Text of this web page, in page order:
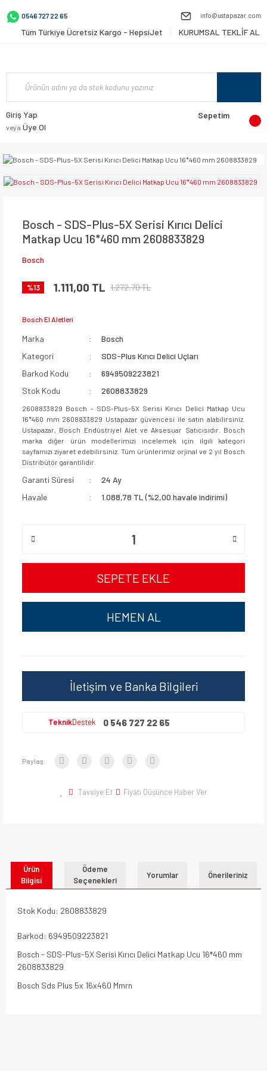
0546 727 22 65 info@ustapazar.com
Tüm Türkiye Ücretsiz Kargo - HepsiJet KURUMSAL TEKLİF AL
Giriş Yap
veya Üye Ol
Sepetim
Bosch - SDS-Plus-5X Serisi Kırıcı Delici
Matkap Ucu 16*460 mm 2608833829
Bosch
%13 1.111,00 TL 1.272,70 TL
Bosch El Aletleri
Marka
Bosch
Kategori
SDS-Plus Kırıcı Delici Uçları
Barkod Kodu
6949509223821
Stok Kodu
2608833829
2608833829 Bosch - SDS-Plus-5X Serisi Kırıcı Delici Matkap Ucu
16*460 mm 2608833829 Ustapazar güvencesi ile satın alabilirsiniz.
Ustapazar, Bosch Endüstriyel Alet ve Aksesuar Satıcısıdır. Bosch
marka diğer ürün modellerimizi incelemek için ilgili kategori
sayfamızı ziyaret edebilirsiniz. Tüm ürünlerimiz orjinal ve 2 yıl Bosch
Distribütör garantilidir.
Garanti Süresi
24 Ay
Havale
1.088,78 TL (%2,00 havale indirimi)
SEPETE EKLE
HEMEN AL
İletişim ve Banka Bilgileri
TeknikDestek 0 546 727 22 65
Paylaş:
Tavsiye Et Fiyatı Düşünce Haber Ver
Ürün
Bilgisi
Ödeme
Seçenekleri
Yorumlar Önerileriniz
Stok Kodu: 2608833829
Barkod: 6949509223821
Bosch - SDS-Plus-5X Serisi Kırıcı Delici Matkap Ucu 16*460 mm
2608833829
Bosch Sds Plus 5x 16x460 Mmrn